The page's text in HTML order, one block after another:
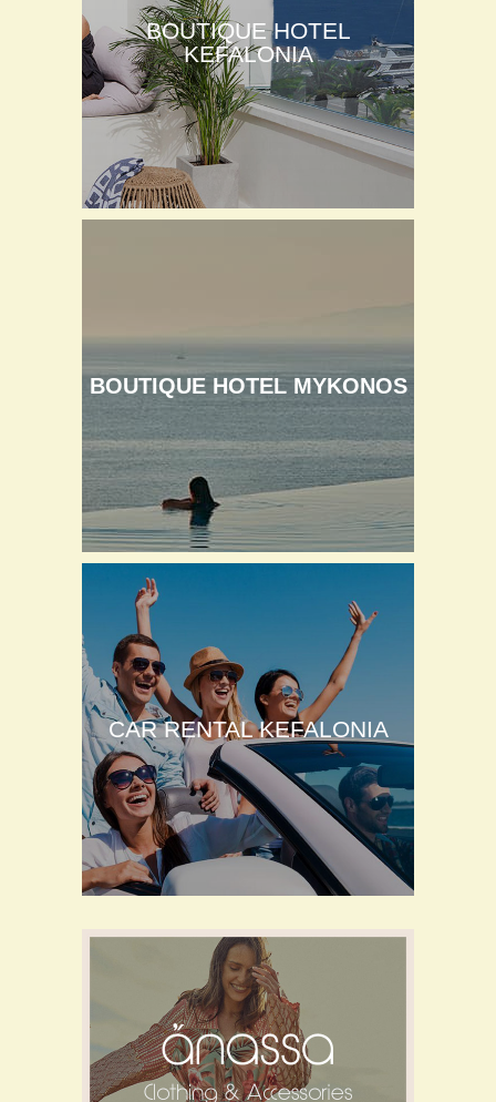
BOUTIQUE HOTEL
KEFALONIA
BOUTIQUE HOTEL MYKONOS
CAR RENTAL KEFALONIA